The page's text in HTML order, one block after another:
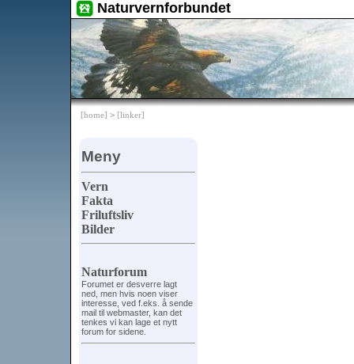
Naturvernforbundet
[home] > [linker]
Meny
Vern
Fakta
Friluftsliv
Bilder
Naturforum
Forumet er desverre lagt
ned, men hvis noen viser
interesse, ved f.eks. å sende
mail til webmaster, kan det
tenkes vi kan lage et nytt
forum for sidene.